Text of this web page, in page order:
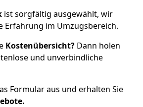
ist sorgfältig ausgewählt, wir
Erfahrung im Umzugsbereich.
Kostenübersicht? Dann holen
und unverbindliche
Formular aus und erhalten Sie